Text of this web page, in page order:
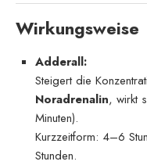
Wirkungsweise
Adderall:
Steigert die
Noradrenalin, wirkt
Minuten).
Kurzzeitform: 4–6
Stunden.